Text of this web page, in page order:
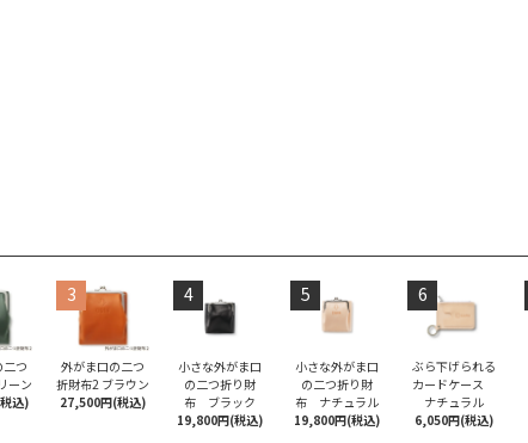
つ
ーン
込)
3
外がま口の二つ
折財布2 ブラウン
27,500円(税込)
4
小さな外がま口
の二つ折り財
布 ブラック
19,800円(税込)
5
小さな外がま口
の二つ折り財
布 ナチュラル
19,800円(税込)
6
ぶら下げられる
カードケース
ナチュラル
6,050円(税込)